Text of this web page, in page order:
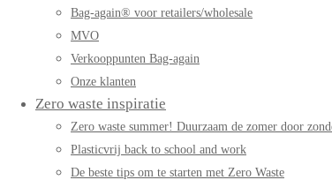
Bag-again® voor retailers/wholesale
MVO
Verkooppunten Bag-again
Onze klanten
Zero waste inspiratie
Zero waste summer! Duurzaam de zomer door
Plasticvrij back to school and work
De beste tips om te starten met Zero Waste